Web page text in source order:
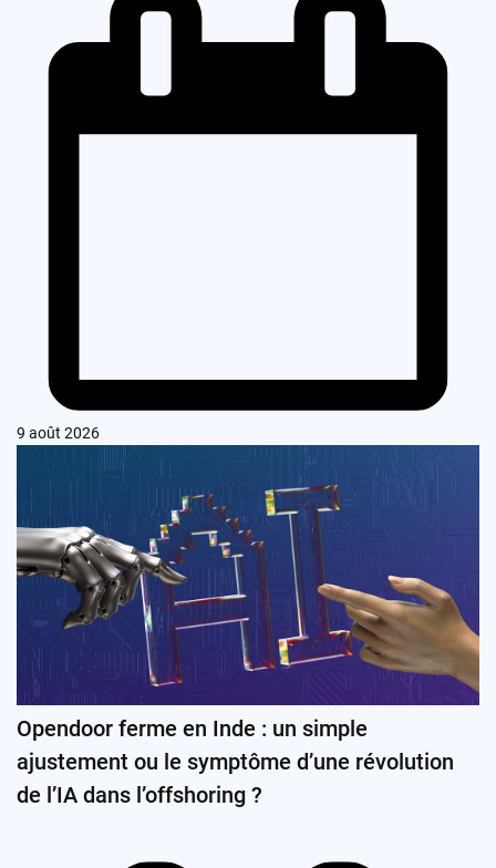
9 août 2026
Opendoor ferme en Inde : un simple
ajustement ou le symptôme d’une révolution
de l’IA dans l’offshoring ?